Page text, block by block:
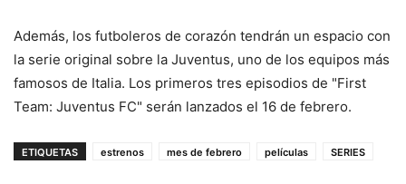
Además, los futboleros de corazón tendrán un espacio con
la serie original sobre la Juventus, uno de los equipos más
famosos de Italia. Los primeros tres episodios de "First
Team: Juventus FC" serán lanzados el 16 de febrero.
ETIQUETAS estrenos mes de febrero películas SERIES